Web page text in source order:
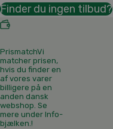
Finder du ingen tilbud?
PrismatchVi
matcher prisen,
hvis du finder en
af vores varer
billigere på en
anden dansk
webshop. Se
mere under Info-
bjælken.!